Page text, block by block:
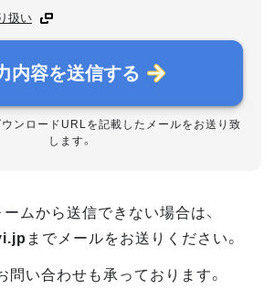
扱い
内容を送信する
ウンロードURLを記載したメールをお送り致
します。
ムから送信できない場合は、
までメールをお送りください。
問い合わせも承っております。